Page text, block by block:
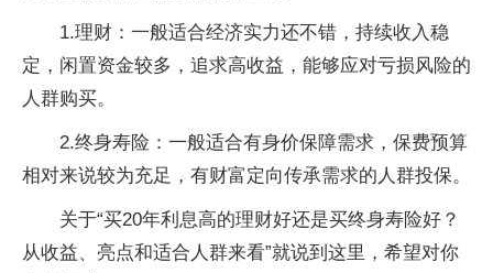
1.理财：一般适合经济实力还不错，持续收入稳
定，闲置资金较多，追求高收益，能够应对亏损风险的
人群购买。
2.终身寿险：一般适合有身价保障需求，保费预算
相对来说较为充足，有财富定向传承需求的人群投保。
关于“买20年利息高的理财好还是买终身寿险好？
从收益、亮点和适合人群来看”就说到这里，希望对你